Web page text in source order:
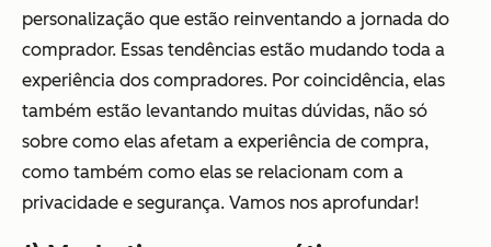
personalização que estão reinventando a jornada do
comprador. Essas tendências estão mudando toda a
experiência dos compradores. Por coincidência, elas
também estão levantando muitas dúvidas, não só
sobre como elas afetam a experiência de compra,
como também como elas se relacionam com a
privacidade e segurança. Vamos nos aprofundar!